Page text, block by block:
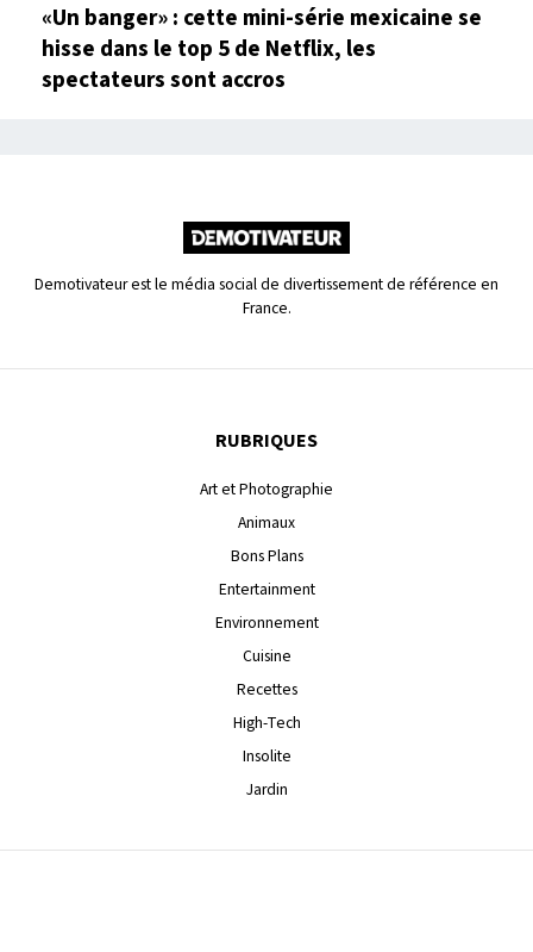
«Un banger» : cette mini-série mexicaine se
hisse dans le top 5 de Netflix, les
spectateurs sont accros
Demotivateur est le média social de divertissement de référence en
France.
RUBRIQUES
Art et Photographie
Animaux
Bons Plans
Entertainment
Environnement
Cuisine
Recettes
High-Tech
Insolite
Jardin